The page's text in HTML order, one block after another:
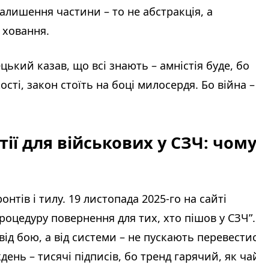
частини – то не абстракція, а
ховання.
казав, що всі знають – амністія буде, бо
закон стоїть на боці милосердя. Бо війна
для військових у СЗЧ: чому
і тилу. 19 листопада 2025-го на сайті
повернення для тих, хто пішов у СЗЧ”.
бою, а від системи – не пускають
– тисячі підписів, бо тренд гарячий, як